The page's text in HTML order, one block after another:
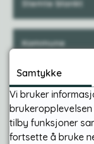
Samtykke
Vi bruker
tilby funksjoner
fortsette å bruke